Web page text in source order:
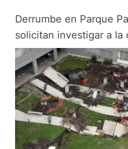
Derrumbe en Parque
solicitan investigar a la